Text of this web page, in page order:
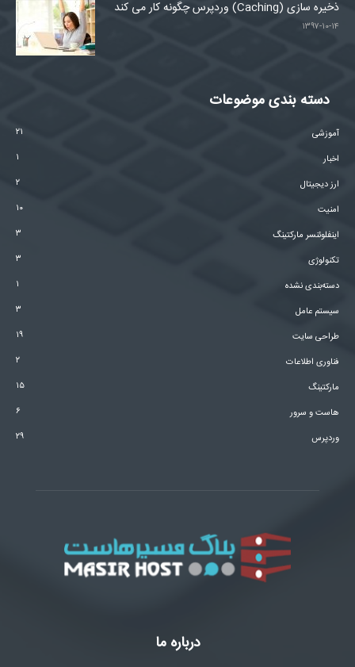
ذخیره سازی (Caching) وردپرس چگونه کار می کند
۱۳۹۷-۱۰-۱۴
دسته بندی موضوعات
آموزشی
۲۱
اخبار
۱
ارز دیجیتال
۲
امنیت
۱۰
اینفلوئنسر مارکتینگ
۳
تکنولوژی
۳
دسته‌بندی نشده
۱
سیستم عامل
۳
طراحی سایت
۱۹
فناوری اطلاعات
۲
مارکتینگ
۱۵
هاست و سرور
۶
وردپرس
۲۹
درباره ما